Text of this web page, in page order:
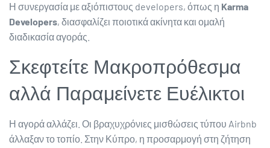
Η συνεργασία με αξιόπιστους developers, όπως η Karma
Developers, διασφαλίζει ποιοτικά ακίνητα και ομαλή
διαδικασία αγοράς.
Σκεφτείτε Μακροπρόθεσμα
αλλά Παραμείνετε Ευέλικτοι
Η αγορά αλλάζει. Οι βραχυχρόνιες μισθώσεις τύπου Airbnb
άλλαξαν το τοπίο. Στην Κύπρο, η προσαρμογή στη ζήτηση